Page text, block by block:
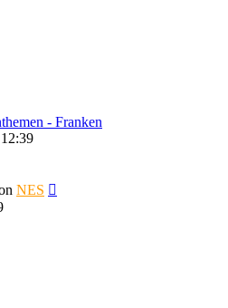
- Franken
NES